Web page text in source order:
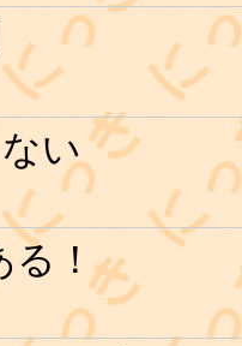
い
る！